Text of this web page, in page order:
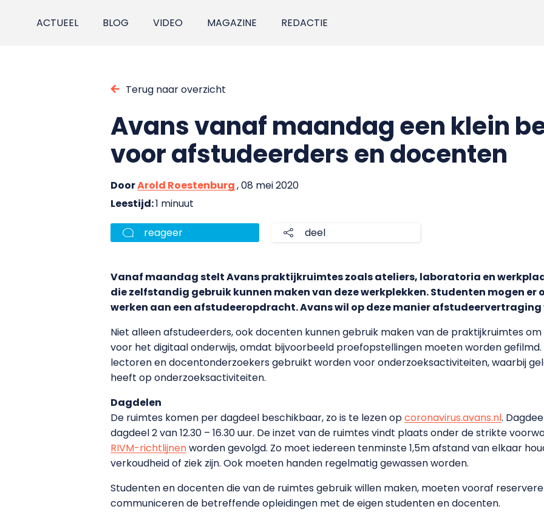
ACTUEEL BLOG VIDEO MAGAZINE REDACTIE
Terug naar overzicht
Avans vanaf maandag een klein
voor afstudeerders en docenten
DoorArold Roestenburg, 08 mei 2020
Leestijd:1 minuut
reageer deel
Vanaf maandag stelt Avans praktijkruimtes zoals ateliers, laboratoria en
die zelfstandig gebruik kunnen maken van deze werkplekken. Studenten mogen er
werken aan een afstudeeropdracht. Avans wil op deze manier
Niet alleen afstudeerders, ook docenten kunnen gebruik maken van de praktijkruimtes
voor het digitaal onderwijs, omdat bijvoorbeeld proefopstellingen moeten worden
lectoren en docentonderzoekers gebruikt worden voor onderzoeksactiviteiten, waarbij
heeft op onderzoeksactiviteiten.
Dagdelen
De ruimtes komen per dagdeel beschikbaar, zo is te lezen opcoronavirus.avans.nl.
dagdeel 2 van 12.30 – 16.30 uur. De inzet van de ruimtes vindt plaats onder de strikte
RIVM-richtlijnenworden gevolgd. Zo moet iedereen tenminste 1,5m afstand van elkaar
verkoudheid of ziek zijn. Ook moeten handen regelmatig gewassen worden.
Studenten en docenten die van de ruimtes gebruik willen maken, moeten vooraf
communiceren de betreffende opleidingen met de eigen studenten en docenten.